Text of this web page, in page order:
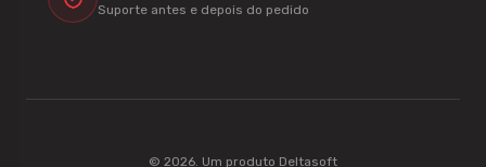
Suporte antes e depois do pedido
© 2026. Um produto Deltasoft